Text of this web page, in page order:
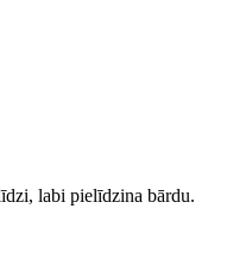
labi pielīdzina bārdu.